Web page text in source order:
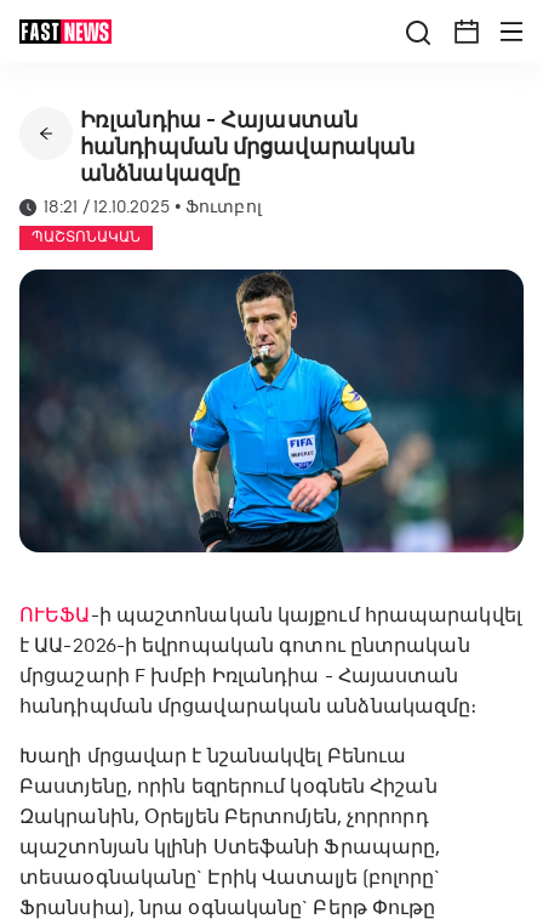
Իռլանդիա - Հայաստան
հանդիպման մրցավարական
անձնակազմը
18:21 / 12.10.2025 •Ֆուտբոլ
ՊԱՇՏՈՆԱԿԱՆ
ՈՒԵՖԱ-ի պաշտոնական կայքում հրապարակվել
է ԱԱ-2026-ի եվրոպական գոտու ընտրական
մրցաշարի F խմբի Իռլանդիա - Հայաստան
հանդիպման մրցավարական անձնակազմը։
Խաղի մրցավար է նշանակվել Բենուա
Բաստյենը, որին եզրերում կօգնեն Հիշան
Զակրանին, Օրելյեն Բերտոմյեն, չորրորդ
պաշտոնյան կլինի Ստեֆանի Ֆրապարը,
տեսաօգնականը` Էրիկ Վատալյե (բոլորը`
Ֆրանսիա), նրա օգնականը` Բերթ Փութը